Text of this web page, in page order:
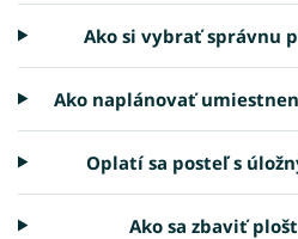
Ako si vybrať správnu
Ako naplánovať
Oplatí sa posteľ s
Ako sa zbaviť